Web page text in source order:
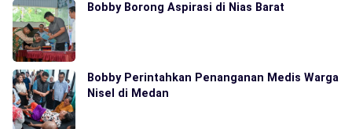
Bobby Borong Aspirasi di Nias Barat
Bobby Perintahkan Penanganan Medis Warga
Nisel di Medan